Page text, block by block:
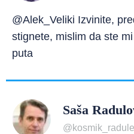
@Alek_Veliki Izvinite,
stignete, mislim da ste
puta
Saša
@kosmik_radule